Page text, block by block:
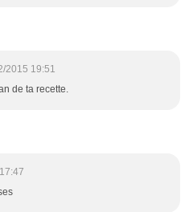
2015 19:51
de ta recette.